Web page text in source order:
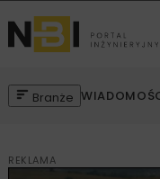
Branże
REKLAMA